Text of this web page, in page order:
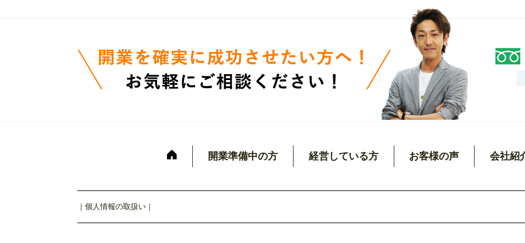
開業準備中の方 経営している方 お客様の声 会社紹
｜ 個人情報の取扱い ｜